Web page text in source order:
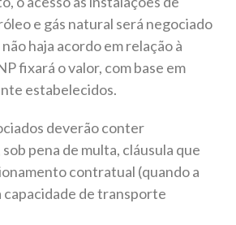
e gás natural será negociado
haja acordo em relação à
fixará o valor, com base em
estabelecidos.
deverão conter
pena de multa, cláusula que
contratual (quando a
capacidade de transporte